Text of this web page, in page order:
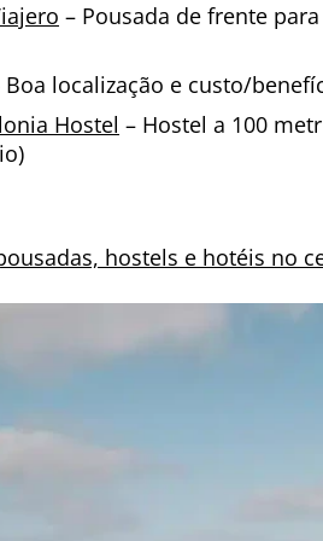
– Pousada de frente
Boa localização e custo/
Hostel – Hostel a 100
hostels e hotéis no